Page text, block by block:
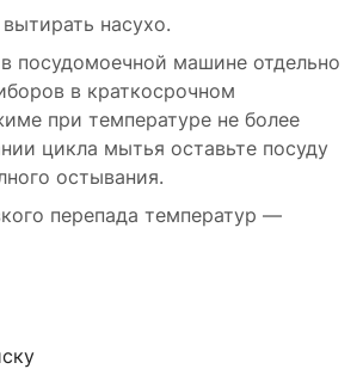
насухо.
посудомоечной машине отдельно
в краткосрочном
при температуре не более
цикла мытья оставьте посуду
остывания.
перепада температур —